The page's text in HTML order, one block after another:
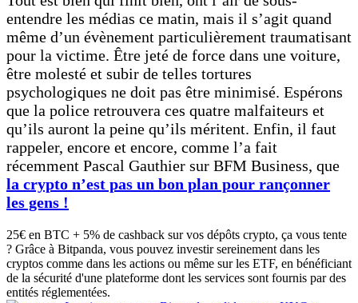
entendre les médias ce matin, mais il s’agit quand
même d’un évènement particulièrement traumatisant
pour la victime. Être jeté de force dans une voiture,
être molesté et subir de telles tortures
psychologiques ne doit pas être minimisé. Espérons
que la police retrouvera ces quatre malfaiteurs et
qu’ils auront la peine qu’ils méritent. Enfin, il faut
rappeler, encore et encore, comme l’a fait
récemment Pascal Gauthier sur BFM Business, que
la crypto n’est pas un bon plan pour rançonner
les gens !
25€ en BTC + 5% de cashback sur vos dépôts crypto, ça vous tente
? Grâce à Bitpanda, vous pouvez investir sereinement dans les
cryptos comme dans les actions ou même sur les ETF, en bénéficiant
de la sécurité d'une plateforme dont les services sont fournis par des
entités réglementées.